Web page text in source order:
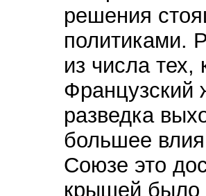
решения
политиками.
из числа тех,
Французский
разведка
большее
Союзе это
крышей было